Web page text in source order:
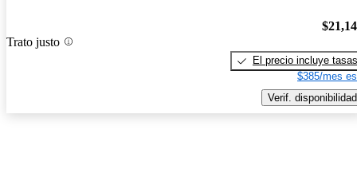
Trato justo
El precio incluye tasas
$385/mes
Verif. disponibilidad